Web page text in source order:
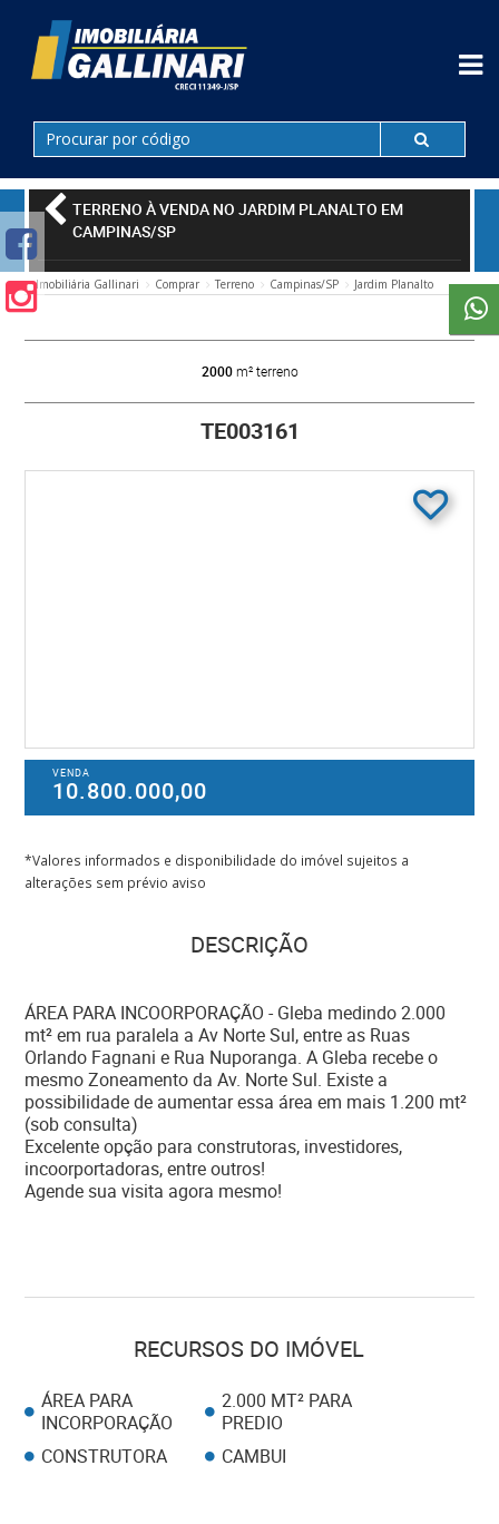
TERRENO À VENDA NO JARDIM PLANALTO EM
CAMPINAS/SP
Imobiliária Gallinari Comprar Terreno Campinas/SP Jardim Planalto
2000m² terreno
TE003161
VENDA
10.800.000,00
*Valores informados e disponibilidade do imóvel sujeitos a
alterações sem prévio aviso
DESCRIÇÃO
ÁREA PARA INCOORPORAÇÃO - Gleba medindo 2.000
mt² em rua paralela a Av Norte Sul, entre as Ruas
Orlando Fagnani e Rua Nuporanga. A Gleba recebe o
mesmo Zoneamento da Av. Norte Sul. Existe a
possibilidade de aumentar essa área em mais 1.200 mt²
(sob consulta)
Excelente opção para construtoras, investidores,
incoorportadoras, entre outros!
Agende sua visita agora mesmo!
RECURSOS DO IMÓVEL
ÁREA PARA
INCORPORAÇÃO
2.000 MT² PARA
PREDIO
CONSTRUTORA
CAMBUI